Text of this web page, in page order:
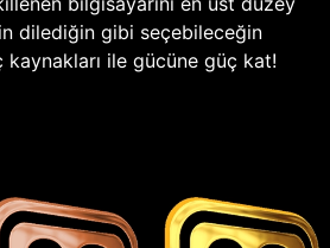
dilediğin gibi seçebileceğin
ile gücüne güç kat!